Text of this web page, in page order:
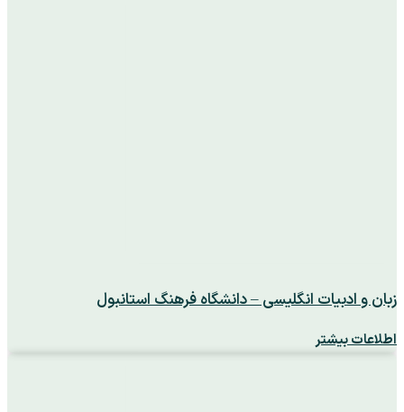
زبان و ادبیات انگلیسی – دانشگاه فرهنگ استانبول
اطلاعات بیشتر